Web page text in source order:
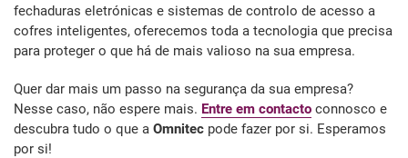
fechaduras eletrónicas e sistemas de controlo de acesso a
cofres inteligentes, oferecemos toda a tecnologia que precisa
para proteger o que há de mais valioso na sua empresa.
Quer dar mais um passo na segurança da sua empresa?
Nesse caso, não espere mais. Entre em contacto connosco e
descubra tudo o que a Omnitec pode fazer por si. Esperamos
por si!